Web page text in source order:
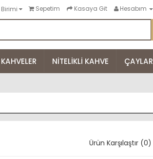
Sepetim Kasaya Git Hesabım
NITELIKLI KAHVE ÇAYLAR
Ürün Karşılaştır (0)